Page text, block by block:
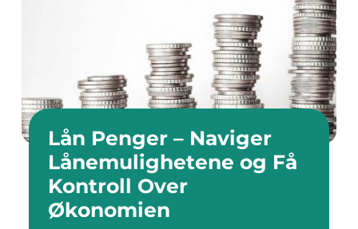
Lån Penger – Naviger
Lånemulighetene og Få
Kontroll Over
Økonomien